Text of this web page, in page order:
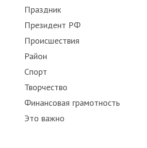
Праздник
Президент РФ
Происшествия
Район
Спорт
Творчество
Финансовая грамотность
Это важно